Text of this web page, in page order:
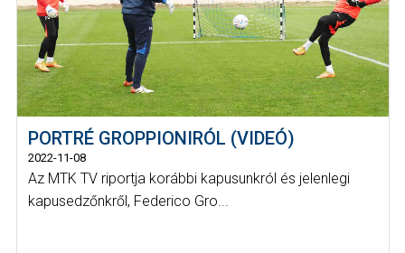
PORTRÉ GROPPIONIRÓL (VIDEÓ)
2022-11-08
Az MTK TV riportja korábbi kapusunkról és jelenlegi
kapusedzőnkről, Federico Gro...